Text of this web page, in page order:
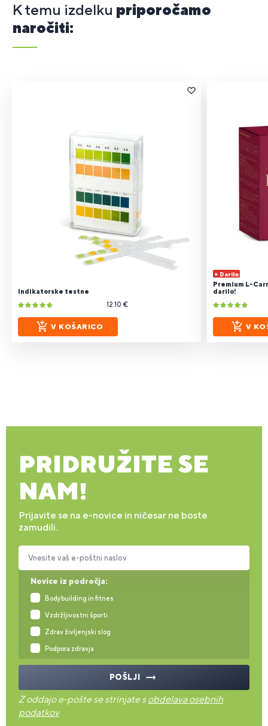
K temu izdelku priporočamo
naročiti:
Indikatorske testne
12.10 €
V KOŠARICO
+ Darilo
Premium L-
darilo!
V
PRIDRUŽITE SE
NAM!
Prijavite se na e-novice in ničesar ne boste
zamudili.
Novice iz področja:
Bodybuilding in fitnes
Vzdržljivostni športi
Zdrav življenjski slog
Podpora zdravja
Vnesite vaš e-poštni naslov
POŠLJI
Z oddajo e-pošte se strinjate sobdelava osebnih
podatkov